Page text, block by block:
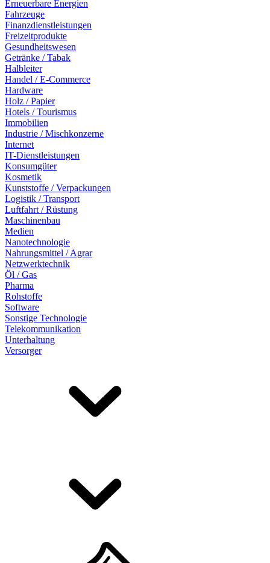
Erneuerbare Energien
Fahrzeuge
Finanzdienstleistungen
Freizeitprodukte
Gesundheitswesen
Getränke / Tabak
Halbleiter
Handel / E-Commerce
Hardware
Holz / Papier
Hotels / Tourismus
Immobilien
Industrie / Mischkonzerne
Internet
IT-Dienstleistungen
Konsumgüter
Kosmetik
Kunststoffe / Verpackungen
Logistik / Transport
Luftfahrt / Rüstung
Maschinenbau
Medien
Nanotechnologie
Nahrungsmittel / Agrar
Netzwerktechnik
Öl / Gas
Pharma
Rohstoffe
Software
Sonstige Technologie
Telekommunikation
Unterhaltung
Versorger